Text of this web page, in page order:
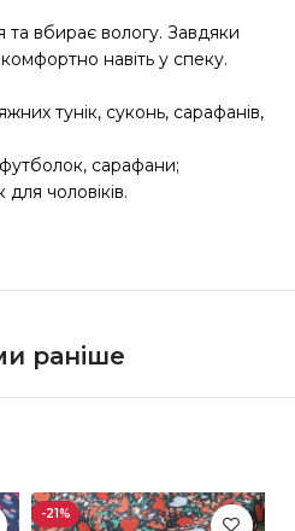
та вбирає вологу. Завдяки
навіть у спеку.
тунік, суконь, сарафанів,
сарафани;
чоловіків.
раніше
-21%